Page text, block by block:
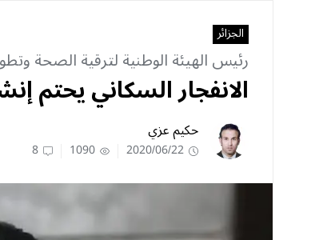
الجزائر
رئيس الهيئة الوطنية لترقية الصحة
الانفجار السكاني يحتم
حكيم عزي
2020/06/22
1090
8